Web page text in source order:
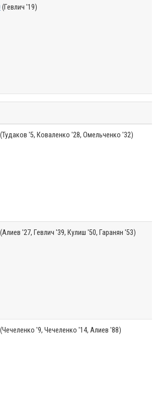
(Гевлич '19)
(Тудаков '5, Коваленко '28, Омельченко '32)
(Алиев '27, Гевлич '39, Кулиш '50, Гаранян '53)
(Чечеленко '9, Чечеленко '14, Алиев '88)